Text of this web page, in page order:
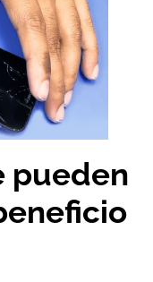
pueden